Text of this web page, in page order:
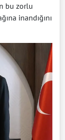
bu zorlu
inandığını